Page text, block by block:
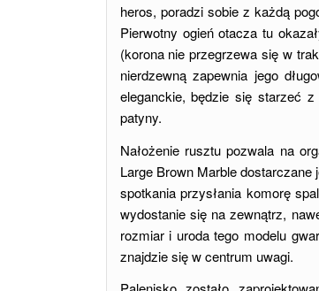
heros, poradzi sobie z każdą
Pierwotny ogień otacza tu
(korona nie przegrzewa się w
nierdzewną zapewnia jego
eleganckie, będzie się starzeć
patyny.
Nałożenie rusztu pozwala na
Large Brown Marble
spotkania przysłania komorę
wydostanie się na zewnątrz,
rozmiar i uroda tego modelu
znajdzie się w centrum uwagi.